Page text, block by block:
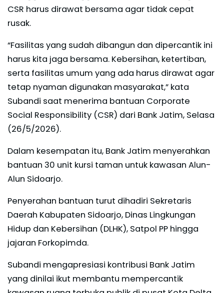
CSR harus dirawat bersama agar tidak cepat
rusak.
“Fasilitas yang sudah dibangun dan dipercantik ini
harus kita jaga bersama. Kebersihan, ketertiban,
serta fasilitas umum yang ada harus dirawat agar
tetap nyaman digunakan masyarakat,” kata
Subandi saat menerima bantuan Corporate
Social Responsibility (CSR) dari Bank Jatim, Selasa
(26/5/2026).
Dalam kesempatan itu, Bank Jatim menyerahkan
bantuan 30 unit kursi taman untuk kawasan Alun-
Alun Sidoarjo.
Penyerahan bantuan turut dihadiri Sekretaris
Daerah Kabupaten Sidoarjo, Dinas Lingkungan
Hidup dan Kebersihan (DLHK), Satpol PP hingga
jajaran Forkopimda.
Subandi mengapresiasi kontribusi Bank Jatim
yang dinilai ikut membantu mempercantik